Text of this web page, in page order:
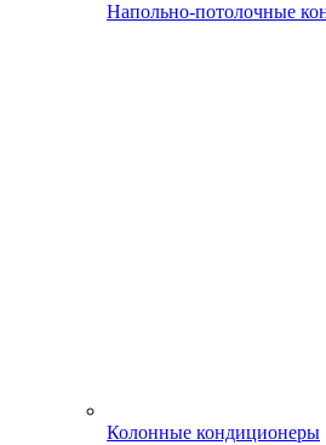
Напольно-потолочные
Колонные кондиционеры